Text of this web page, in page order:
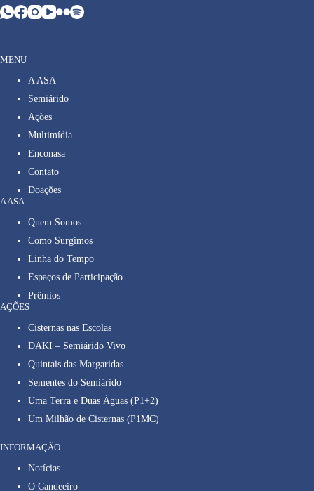
MENU
A ASA
Semiárido
Ações
Multimídia
Enconasa
Contato
Doações
A ASA
Quem Somos
Como Surgimos
Linha do Tempo
Espaços de Participação
Prêmios
AÇÕES
Cisternas nas Escolas
DAKI – Semiárido Vivo
Quintais das Margaridas
Sementes do Semiárido
Uma Terra e Duas Águas (P1+2)
Um Milhão de Cisternas (P1MC)
INFORMAÇÃO
Notícias
O Candeeiro